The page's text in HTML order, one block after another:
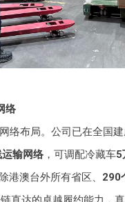
络
络布局。公司已在全国
输网络，可调配冷藏车5
港澳台外所有省区、 290